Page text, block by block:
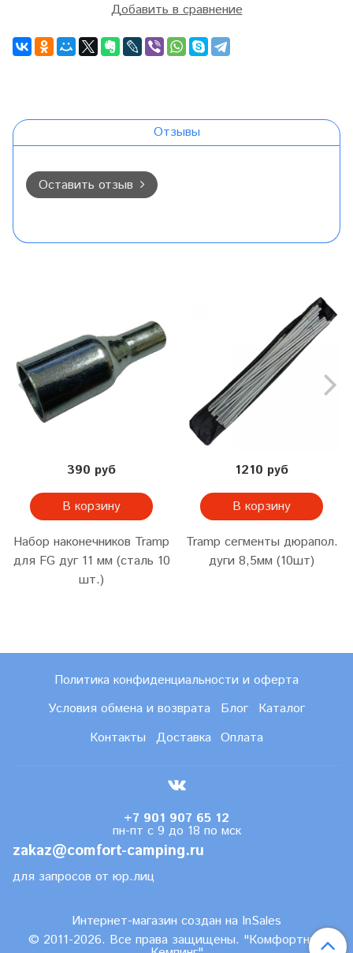
Добавить в сравнение
Отзывы
Оставить отзыв
390 руб
В корзину
Набор наконечников Tramp
для FG дуг 11 мм (сталь 10
шт.)
1210 руб
В корзину
Tramp сегменты дюрапол.
дуги 8,5мм (10шт)
Политика конфиденциальности и оферта
Условия обмена и возврата
Блог
Каталог
Контакты
Доставка Оплата
+7 901 907 65 12
пн-пт с 9 до 18 по мск
zakaz@comfort-camping.ru
для запросов от юр.лиц
Интернет-магазин создан на InSales
© 2011-2026. Все права защищены. "Комфортный